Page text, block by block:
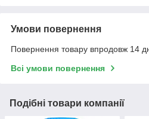
Умови повернення
Повернення товару впродовж 14
Всі умови повернення
Подібні товари компанії